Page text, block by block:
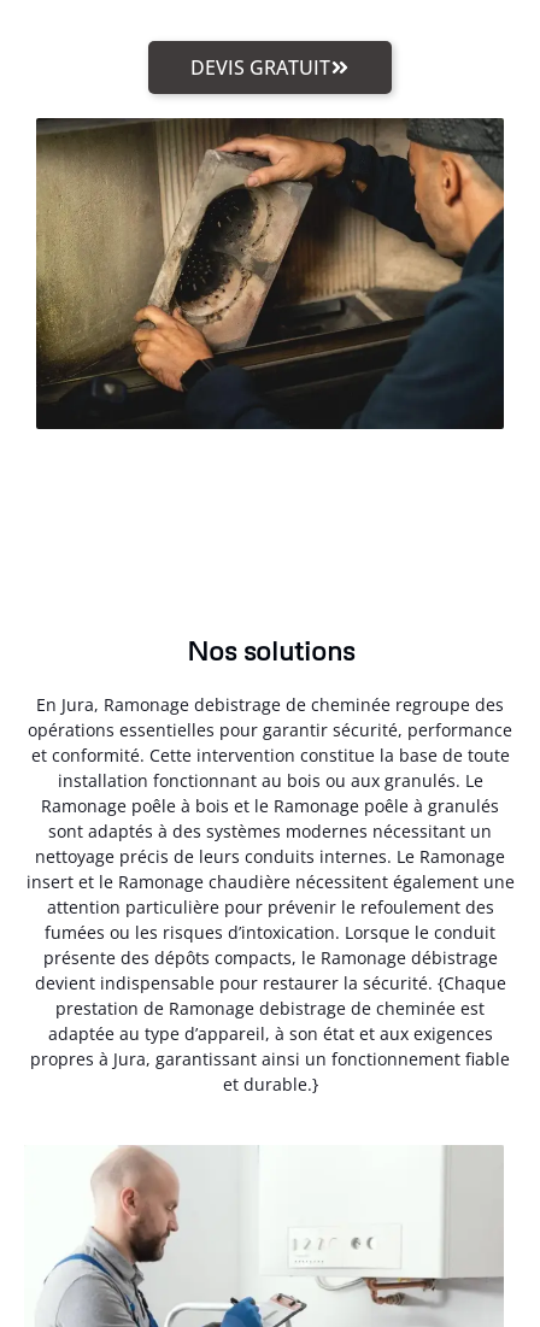
DEVIS GRATUIT
Nos solutions
En Jura, Ramonage debistrage de cheminée regroupe des
opérations essentielles pour garantir sécurité, performance
et conformité. Cette intervention constitue la base de toute
installation fonctionnant au bois ou aux granulés. Le
Ramonage poêle à bois et le Ramonage poêle à granulés
sont adaptés à des systèmes modernes nécessitant un
nettoyage précis de leurs conduits internes. Le Ramonage
insert et le Ramonage chaudière nécessitent également une
attention particulière pour prévenir le refoulement des
fumées ou les risques d’intoxication. Lorsque le conduit
présente des dépôts compacts, le Ramonage débistrage
devient indispensable pour restaurer la sécurité. {Chaque
prestation de Ramonage debistrage de cheminée est
adaptée au type d’appareil, à son état et aux exigences
propres à Jura, garantissant ainsi un fonctionnement fiable
et durable.}